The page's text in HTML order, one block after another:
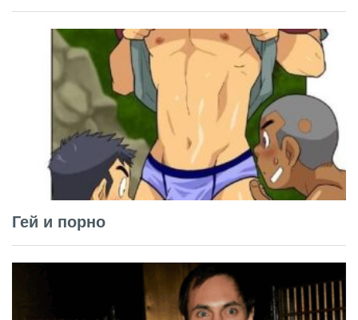
Гей и порно